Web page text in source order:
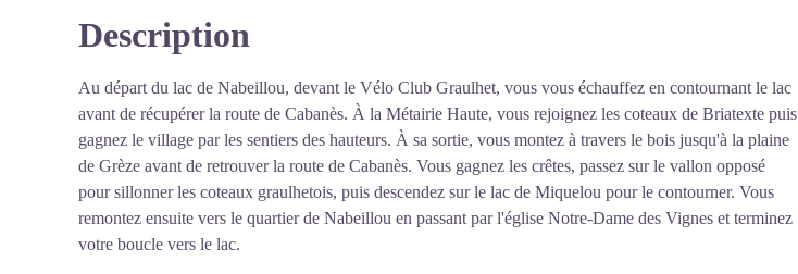
Description
Au départ du lac de Nabeillou, devant le Vélo Club Graulhet, vous vous échauffez en contournant le lac
avant de récupérer la route de Cabanès. À la Métairie Haute, vous rejoignez les coteaux de Briatexte puis
gagnez le village par les sentiers des hauteurs. À sa sortie, vous montez à travers le bois jusqu'à la plaine
de Grèze avant de retrouver la route de Cabanès. Vous gagnez les crêtes, passez sur le vallon opposé
pour sillonner les coteaux graulhetois, puis descendez sur le lac de Miquelou pour le contourner. Vous
remontez ensuite vers le quartier de Nabeillou en passant par l'église Notre-Dame des Vignes et terminez
votre boucle vers le lac.